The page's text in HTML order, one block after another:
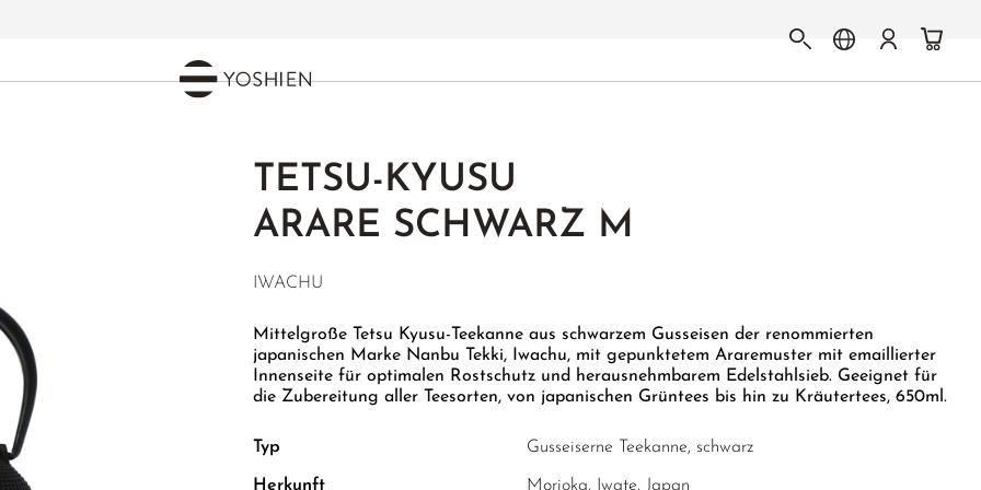
TETSU-KYUSU
ARARE SCHWARZ M
IWACHU
Mittelgroße Tetsu Kyusu-Teekanne aus schwarzem Gusseisen der renommierten
japanischen Marke Nanbu Tekki, Iwachu, mit gepunktetem Araremuster mit emaillierter
Innenseite für optimalen Rostschutz und herausnehmbarem Edelstahlsieb. Geeignet für
die Zubereitung aller Teesorten, von japanischen Grüntees bis hin zu Kräutertees, 650ml.
Typ Gusseiserne Teekanne, schwarz
Herkunft Morioka, Iwate, Japan